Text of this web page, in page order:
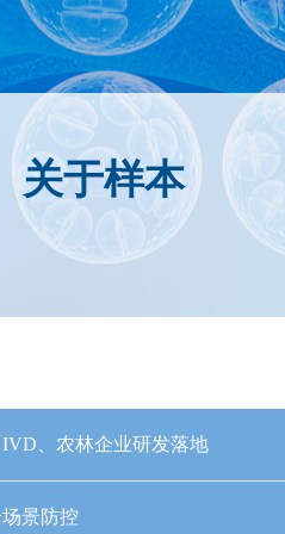
关于样本
、农林企业研发落地
景防控